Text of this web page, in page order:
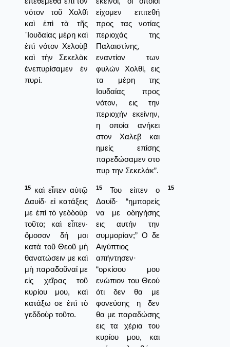
νότον τοῦ Χολθὶ
καὶ ἐπὶ τὰ τῆς
᾿Ιουδαίας μέρη καὶ
ἐπὶ νότον Χελοὺβ
καὶ τὴν Σεκελὰκ
ἐνεπυρίσαμεν ἐν
πυρί.
είχομεν επιτεθή
προς τας νοτίας
περιοχάς της
Παλαιστίνης,
εναντίον των
φυλών Χολθί, εις
τα μέρη της
Ιουδαίας προς
νότον, εις την
περιοχήν εκείνην,
η οποία ανήκει
στον Χαλεβ και
ημείς επίσης
παρεδώσαμεν στο
πυρ την Σεκελάκ”.
15
καὶ εἶπεν αὐτῷ
Δαυίδ· εἰ κατάξεις
με ἐπὶ τὸ γεδδοὺρ
τοῦτο; καὶ εἶπεν·
ὄμοσον δή μοι
κατὰ τοῦ Θεοῦ μὴ
θανατώσειν με καὶ
μὴ παραδοῦναί με
εἰς χεῖρας τοῦ
κυρίου μου, καὶ
κατάξω σε ἐπὶ τὸ
γεδδοὺρ τοῦτο.
15
Του είπεν ο
Δαυίδ· “ημπορείς
να με οδηγήσης
εις αυτήν την
συμμορίαν;” Ο δε
Αιγύπτιος
απήντησεν·
“ορκίσου μου
ενώπιον του Θεού
ότι δεν θα με
φονεύσης η δεν
θα με παραδώσης
εις τα χέρια του
κυρίου μου, και
15